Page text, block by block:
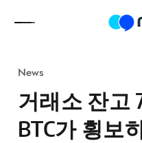
News
거래소 잔고
BTC가 횡보